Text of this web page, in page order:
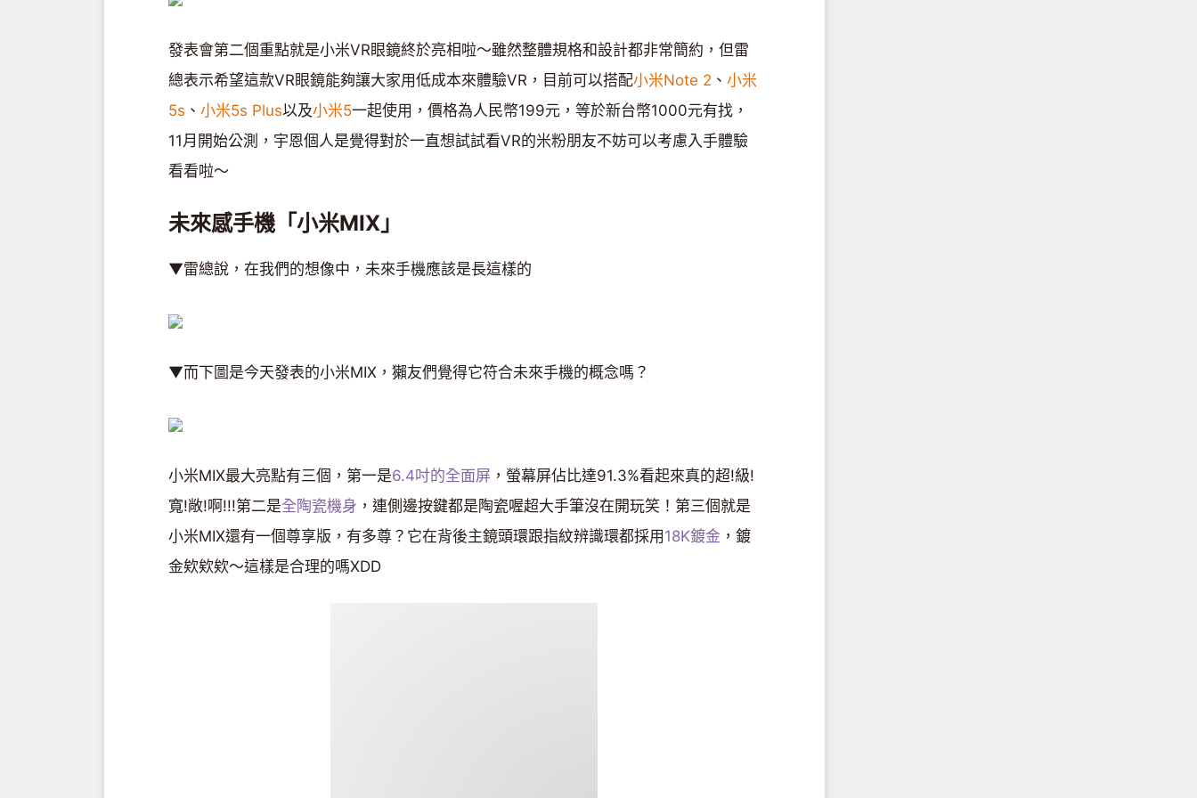
發表會第二個重點就是小米VR眼鏡終於亮相啦～雖然整體規格和設計都非常簡約，但雷
總表示希望這款VR眼鏡能夠讓大家用低成本來體驗VR，目前可以搭配小米Note 2 、 小米
5s 、 小米5s Plus以及小米5一起使用，價格為人民幣199元，等於新台幣1000元有找，
11月開始公測，宇恩個人是覺得對於一直想試試看VR的米粉朋友不妨可以考慮入手體驗
看看啦～
未來感手機「小米MIX」
▼雷總說，在我們的想像中，未來手機應該是長這樣的
▼而下圖是今天發表的小米MIX，獺友們覺得它符合未來手機的概念嗎？
小米MIX最大亮點有三個，第一是6.4吋的全面屏 ，螢幕屏佔比達91.3%看起來真的超!級!
寬!敞!啊!!!第二是全陶瓷機身 ，連側邊按鍵都是陶瓷喔超大手筆沒在開玩笑！第三個就是
小米MIX還有一個尊享版，有多尊？它在背後主鏡頭環跟指紋辨識環都採用 18K鍍金 ，鍍
金欸欸欸～這樣是合理的嗎XDD